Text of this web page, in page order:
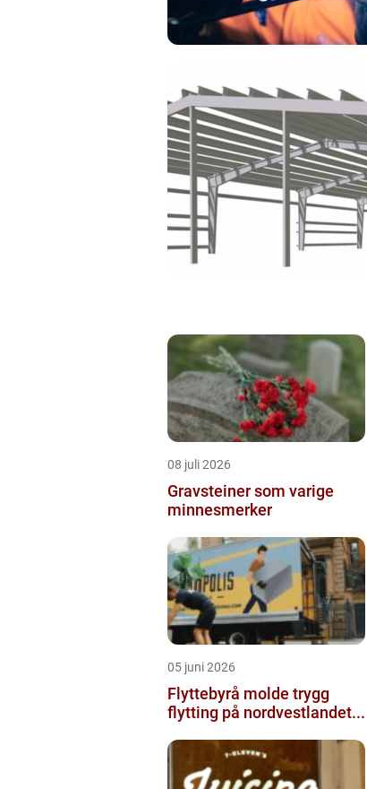
08 juli 2026
Gravsteiner som varige
minnesmerker
05 juni 2026
Flyttebyrå molde trygg
flytting på nordvestlandet...